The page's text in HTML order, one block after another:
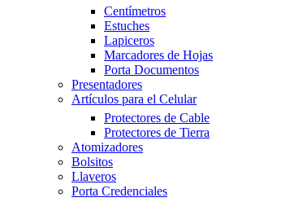
Centímetros
Estuches
Lapiceros
Marcadores de Hojas
Porta Documentos
Presentadores
Artículos para el Celular
Protectores de Cable
Protectores de Tierra
Atomizadores
Bolsitos
Llaveros
Porta Credenciales